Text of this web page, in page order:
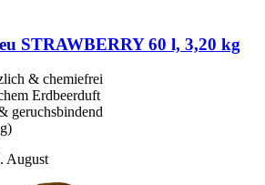
STRAWBERRY 60 l, 3,20 kg
& chemiefrei
Erdbeerduft
geruchsbindend
August